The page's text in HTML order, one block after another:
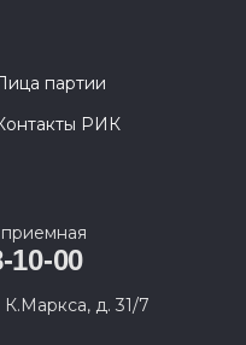
партии
РИК
10-00
К.Маркса, д. 31/7